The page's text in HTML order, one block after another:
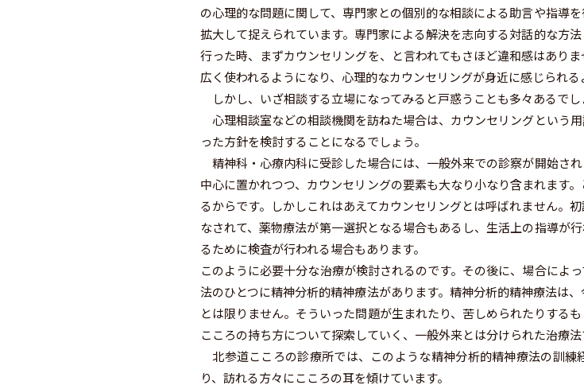
の心理的な問題に関して、専門家との個別的な相談による助言や指導
拡大して捉えられています。専門家による解決を志向する対話的な方
行った時、まずカウンセリングを、と言われてもさほど違和感はあり
広く使われるようになり、心理的なカウンセリングが身近に感じられる
しかし、いざ相談する立場になってみると戸惑うことも多々あるでし
心理相談室などの相談機関を訪ねた場合は、カウンセリングという
った方針を検討することになるでしょう。
精神科・心療内科に受診した場合には、一般外来での診察が開始さ
中心に置かれつつ、カウンセリングの要素も大なり小なり含まれます
るからです。しかしこれはあえてカウンセリングとは呼ばれません。
なされて、薬物療法が第一選択となる場合もあるし、生活上の指導が
るために検査が行われる場合もあります。
このように必要十分な治療が検討されるのです。その後に、場合によ
法のひとつに精神分析的精神療法があります。精神分析的精神療法は
とは限りません。そういった問題が生まれたり、苦しめられたりする
こころの持ち方について探索していく、一般外来とは分けられた治療法
北参道こころの診療所では、このような精神分析的精神療法の訓
り、訪れる方々にこころの耳を傾けています。